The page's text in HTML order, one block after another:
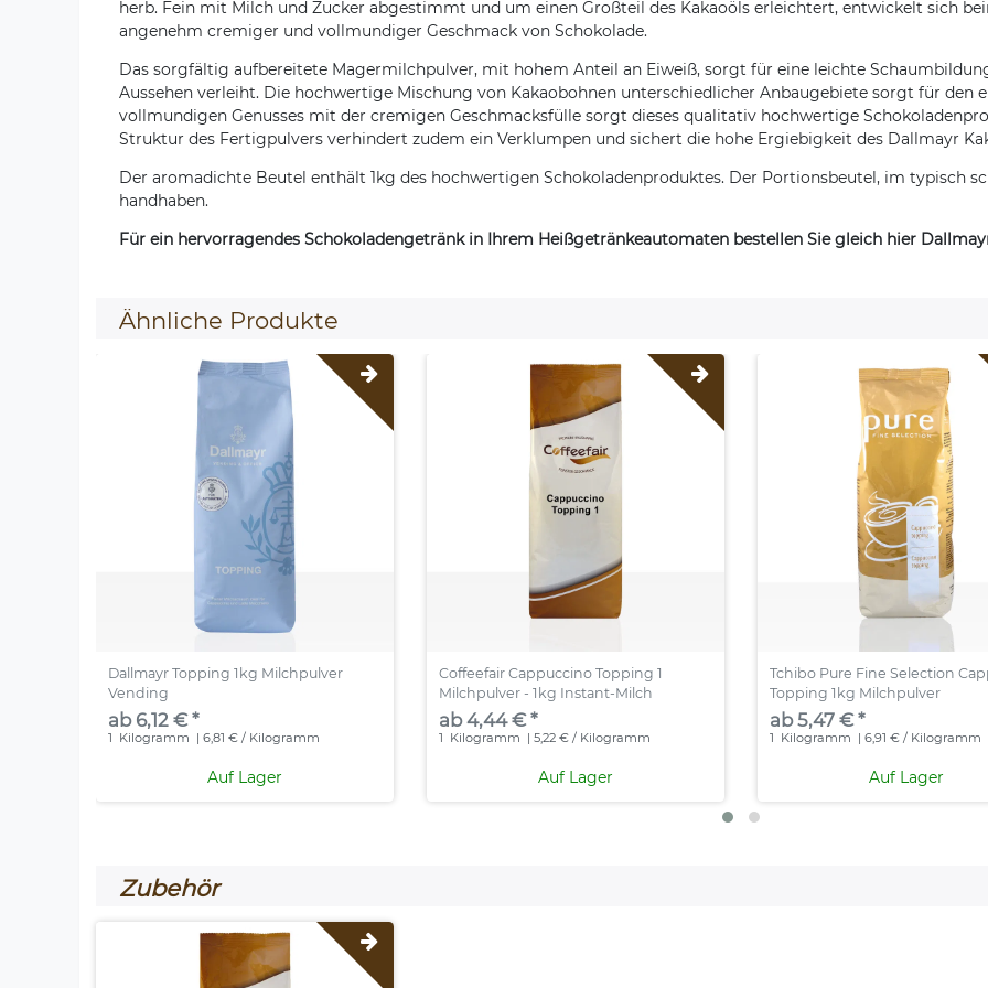
herb. Fein mit Milch und Zucker abgestimmt und um einen Großteil des Kakaoöls erleichtert, entwickelt sich
angenehm cremiger und vollmundiger Geschmack von Schokolade.
Das sorgfältig aufbereitete Magermilchpulver, mit hohem Anteil an Eiweiß, sorgt für eine leichte
Aussehen verleiht. Die hochwertige Mischung von Kakaobohnen unterschiedlicher Anbaugebiete sorgt für den
vollmundigen Genusses mit der cremigen Geschmacksfülle sorgt dieses qualitativ hochwertige
Struktur des Fertigpulvers verhindert zudem ein Verklumpen und sichert die hohe Ergiebigkeit des Dallmayr
Der aromadichte Beutel enthält 1kg des hochwertigen Schokoladenproduktes. Der Portionsbeutel, im typisch
handhaben.
Für ein hervorragendes Schokoladengetränk in Ihrem Heißgetränkeautomaten bestellen Sie gleich hier
Ähnliche Produkte
Dallmayr Topping 1kg Milchpulver
Vending
ab 6,12 € *
1 Kilogramm | 6,81 € / Kilogramm
Auf Lager
Coffeefair Cappuccino Topping 1
Milchpulver - 1kg Instant-Milch
ab 4,44 € *
1 Kilogramm | 5,22 € / Kilogramm
Auf Lager
Tchibo Pure Fine Selection
Topping 1kg Milchpulver
ab 5,47 € *
1 Kilogramm | 6,91 € / Kilogramm
Auf Lager
Zubehör